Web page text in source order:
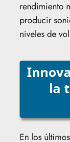
rendimiento
producir
niveles de
la
En los